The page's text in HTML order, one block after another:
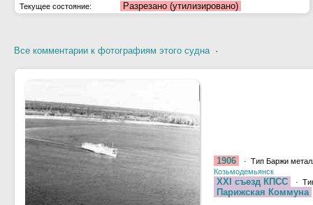
Текущее состояние: Разрезано (утилизировано)
Все комментарии к фотографиям этого судна·
1906
· Тип Баржи
Козьмодемьянск
XXI съезд КПСС ·
Парижская Коммуна